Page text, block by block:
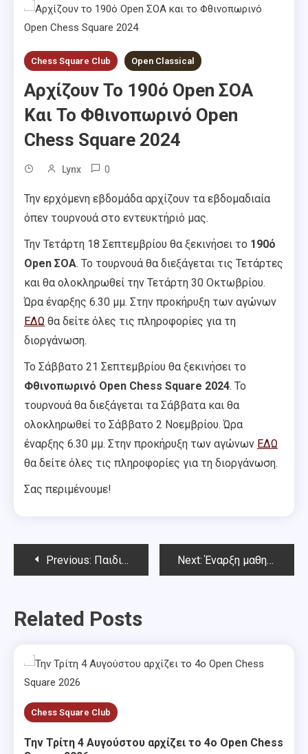
Chess Square Club Open Classical
Αρχίζουν Το 190ό Open ΣΟΑ
Και Το Φθινοπωρινό Open
Chess Square 2024
Lynx 0
Την ερχόμενη εβδομάδα αρχίζουν τα εβδομαδιαία
όπεν τουρνουά στο εντευκτήριό μας.
Την Τετάρτη 18 Σεπτεμβρίου θα ξεκινήσει το 190ό
Open ΣΟΑ. Το τουρνουά θα διεξάγεται τις Τετάρτες
και θα ολοκληρωθεί την Τετάρτη 30 Οκτωβρίου.
Ώρα έναρξης 6.30 μμ. Στην προκήρυξη των αγώνων
ΕΔΩ θα δείτε όλες τις πληροφορίες για τη
διοργάνωση.
Το Σάββατο 21 Σεπτεμβρίου θα ξεκινήσει το
Φθινοπωρινό Open Chess Square 2024. Το
τουρνουά θα διεξάγεται τα Σάββατα και θα
ολοκληρωθεί το Σάββατο 2 Νοεμβρίου. Ώρα
έναρξης 6.30 μμ. Στην προκήρυξη των αγώνων ΕΔΩ
θα δείτε όλες τις πληροφορίες για τη διοργάνωση.
Σας περιμένουμε!
PostPrevious: Παιδικό –Νεανικό Φθινοπωρινό (κάτω των 18) σκακιστικό Rapid Chess Square 2024. Next: Έναρξη μαθημάτων την Πέμπτη 19 Σεπτεμβρίου 2024
Related Posts
Chess Square Club
Την Τρίτη 4 Αυγούστου αρχίζει το 4ο Open Chess